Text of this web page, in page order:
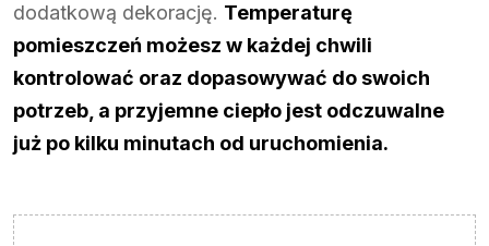
dodatkową dekorację. Temperaturę
pomieszczeń możesz w każdej chwili
kontrolować oraz dopasowywać do swoich
potrzeb, a przyjemne ciepło jest odczuwalne
już po kilku minutach od uruchomienia.